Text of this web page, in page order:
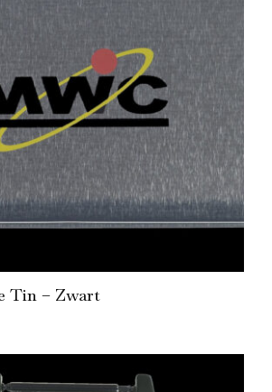
Tin – Zwart